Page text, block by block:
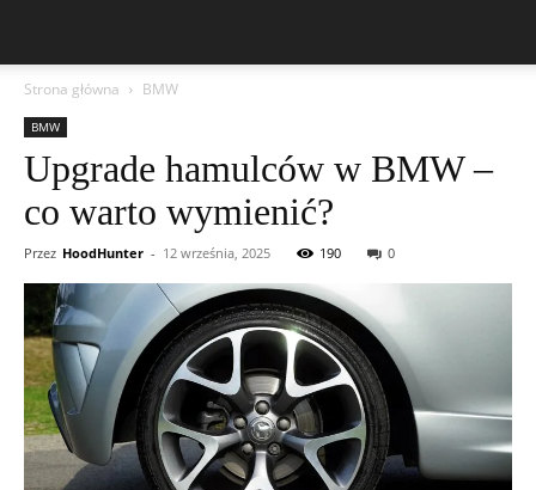
Strona główna BMW
BMW
Upgrade hamulców w BMW –
co warto wymienić?
Przez HoodHunter - 12 września, 2025 190 0